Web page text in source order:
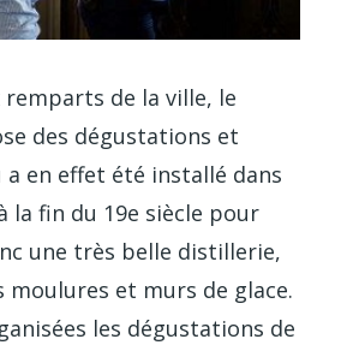
remparts de la ville, le
des dégustations et
en effet été installé dans
la fin du 19e siècle pour
une très belle distillerie,
moulures et murs de glace.
les dégustations de